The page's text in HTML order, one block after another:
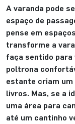
A varanda pode
espaço de
pense em
transforme a
faça sentido para
poltrona
estante criam
livros. Mas, se a
uma área para
até um cantinho